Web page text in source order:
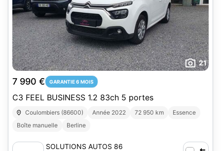
21
7 990 € GARANTIE 6 MOIS
C3 FEEL BUSINESS 1.2 83ch 5 portes
Coulombiers (86600) Année 2022 72 950 km
Essence
Boîte manuelle
Berline
SOLUTIONS AUTOS 86